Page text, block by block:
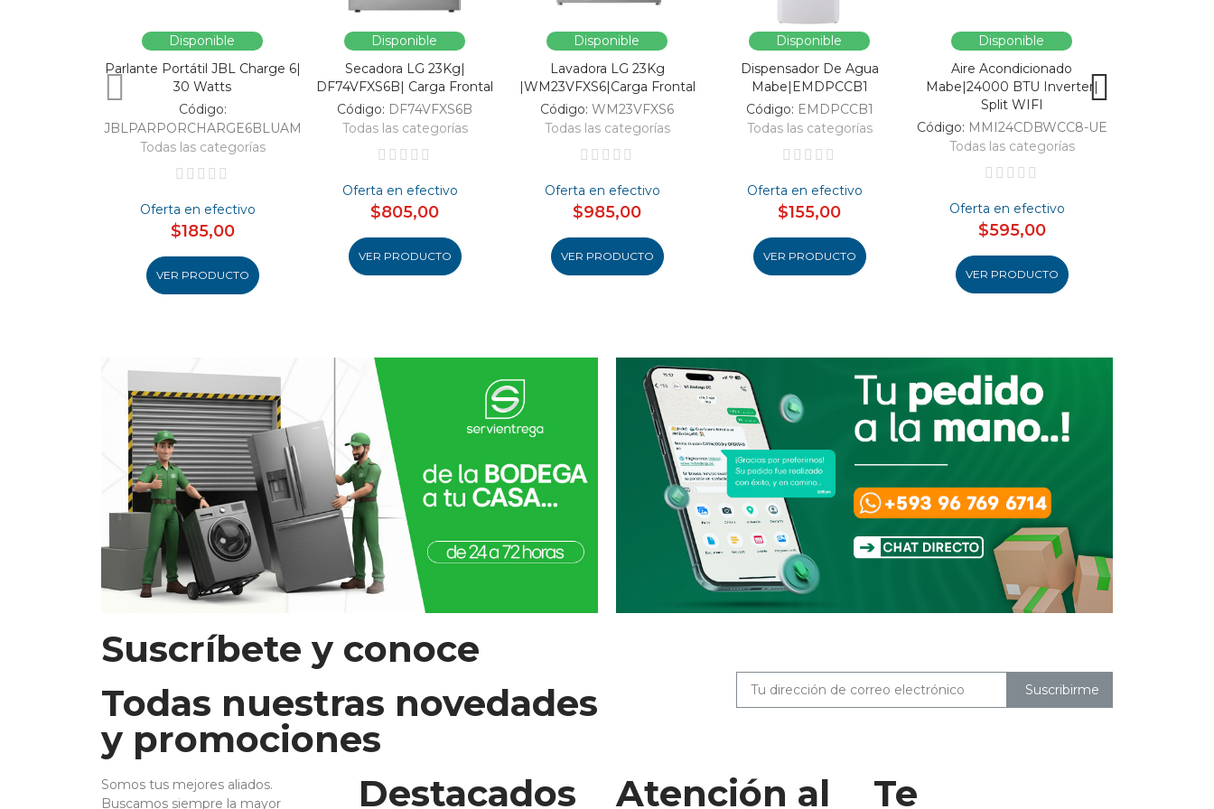
Disponible
Parlante Portátil JBL Charge 6|
30 Watts
Código:
JBLPARPORCHARGE6BLUAM
Todas las categorías
Oferta en efectivo
$185,00
VER PRODUCTO
Disponible
Secadora LG 23Kg|
DF74VFXS6B| Carga Frontal
Código: DF74VFXS6B
Todas las categorías
Oferta en efectivo
$805,00
VER PRODUCTO
Disponible
Lavadora LG 23Kg
|WM23VFXS6|Carga Frontal
Código: WM23VFXS6
Todas las categorías
Oferta en efectivo
$985,00
VER PRODUCTO
Disponible
Dispensador De Agua
Mabe|EMDPCCB1
Código: EMDPCCB1
Todas las categorías
Oferta en efectivo
$155,00
VER PRODUCTO
Disponible
Aire Acondicionado
Mabe|24000 BTU Inverter|
Split WIFI
Código: MMI24CDBWCC8-UE
Todas las categorías
Oferta en efectivo
$595,00
VER PRODUCTO
Suscríbete y conoce
Todas nuestras novedades
y promociones
Suscribirme
Somos tus mejores aliados.
Buscamos siempre la mayor
Destacados
Atención al
Te